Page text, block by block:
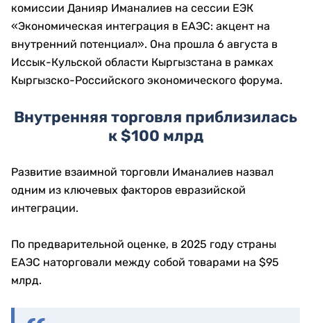
комиссии Данияр Иманалиев на сессии ЕЭК
«Экономическая интеграция в ЕАЭС: акцент на
внутренний потенциал». Она прошла 6 августа в
Иссык-Кульской области Кыргызстана в рамках
Кыргызско-Российского экономического форума.
Внутренняя торговля приблизилась
к $100 млрд
Развитие взаимной торговли Иманалиев назвал
одним из ключевых факторов евразийской
интеграции.
По предварительной оценке, в 2025 году страны
ЕАЭС наторговали между собой товарами на $95
млрд.